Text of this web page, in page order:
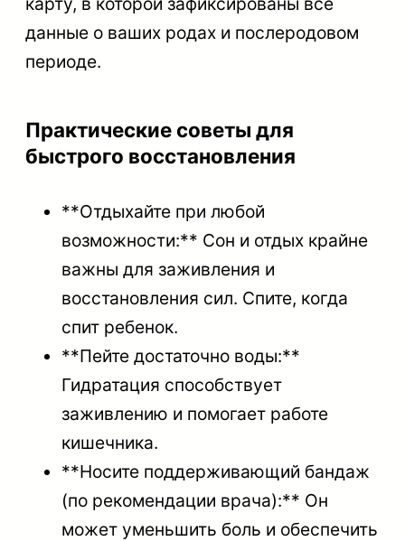
данные о ваших родах и послеродовом
периоде.
Практические советы для
быстрого восстановления
**Отдыхайте при любой
возможности:** Сон и отдых крайне
важны для заживления и
восстановления сил. Спите, когда
спит ребенок.
**Пейте достаточно воды:**
Гидратация способствует
заживлению и помогает работе
кишечника.
**Носите поддерживающий бандаж
(по рекомендации врача):** Он
может уменьшить боль и обеспечить